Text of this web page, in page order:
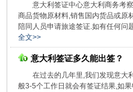
意大利签证中心意大利商务考
商品货物原材料,销售国内货品或原
陪同人员申请旅途签证.如有任何
全文>>
意大利签证多久能出签？
在过去的几年里,我们发现意大
般3-5个工作日就会有签证结果,如